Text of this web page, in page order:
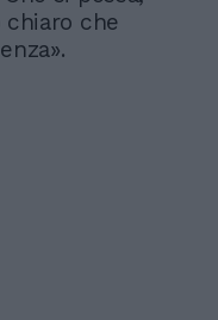
che